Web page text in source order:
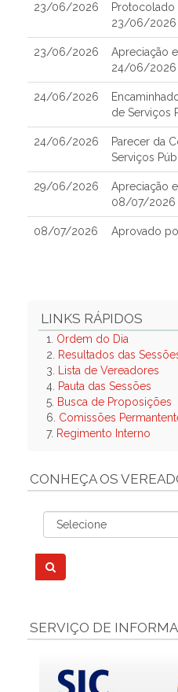
23/06/2026
Protocolado
23/06/2026
23/06/2026
Apreciação
24/06/2026
24/06/2026
de Serviços
24/06/2026
Parecer da
Serviços
29/06/2026
Apreciação
08/07/2026
08/07/2026 Aprovado
LINKS RÁPIDOS
1. Ordem do Dia
2.
Resultados das
3.
Lista de Vereadores
4. Pauta das Sessões
5. Busca de Proposições
6. Comissões
7. Regimento Interno
CONHEÇA OS
SERVIÇO DE